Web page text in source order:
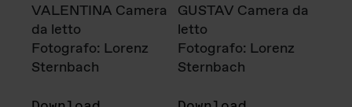
VALENTINA Camera
da letto
Fotografo: Lorenz
Sternbach
GUSTAV Camera da
letto
Fotografo: Lorenz
Sternbach